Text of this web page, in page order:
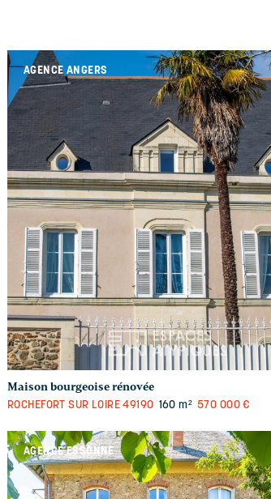
AGENCE ANGERS
Maison bourgeoise rénovée
ROCHEFORT SUR LOIRE 49190 160 m² 570 000 €
AGENCE ESSONNE